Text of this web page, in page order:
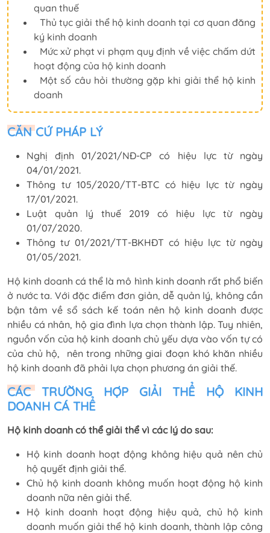
quan thuế
Thủ tục giải thể hộ kinh doanh tại cơ quan đăng
ký kinh doanh
Mức xử phạt vi phạm quy định về việc chấm dứt
hoạt động của hộ kinh doanh
Một số câu hỏi thường gặp khi giải thể hộ kinh
doanh
CĂN CỨ PHÁP LÝ
Nghị định 01/2021/NĐ-CP có hiệu lực từ ngày
04/01/2021.
Thông tư 105/2020/TT-BTC có hiệu lực từ ngày
17/01/2021.
Luật quản lý thuế 2019 có hiệu lực từ ngày
01/07/2020.
Thông tư 01/2021/TT-BKHĐT có hiệu lực từ ngày
01/05/2021.
Hộ kinh doanh cá thể là mô hình kinh doanh rất phổ biến
ở nước ta. Với đặc điểm đơn giản, dễ quản lý, không cần
bận tâm về sổ sách kế toán nên hộ kinh doanh được
nhiều cá nhân, hộ gia đình lựa chọn thành lập. Tuy nhiên,
nguồn vốn của hộ kinh doanh chủ yếu dựa vào vốn tự có
của chủ hộ, nên trong những giai đoạn khó khăn nhiều
hộ kinh doanh đã phải lựa chọn phương án giải thế.
CÁC TRƯỜNG HỢP GIẢI THỂ HỘ KINH
DOANH CÁ THỂ
Hộ kinh doanh có thể giải thể vì các lý do sau:
Hộ kinh doanh hoạt động không hiệu quả nên chủ
hộ quyết định giải thể.
Chủ hộ kinh doanh không muốn hoạt động hộ kinh
doanh nữa nên giải thể.
Hộ kinh doanh hoạt động hiệu quả, chủ hộ kinh
doanh muốn giải thể hộ kinh doanh, thành lập công